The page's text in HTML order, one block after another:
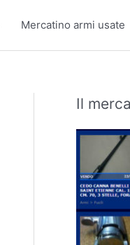
Mercatino armi usate
Il